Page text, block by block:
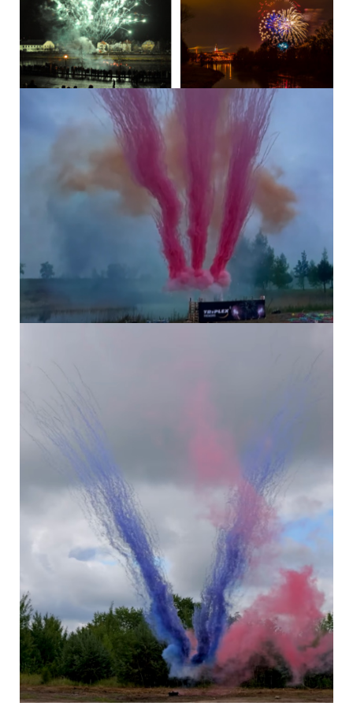
od odstoupení od kupní smlouvy kupujícím, a to stejným způsobem,
jakým je prodávající od kupujícího přijal. Prodávající je taktéž oprávněn
vrátit plnění poskytnuté kupujícím již při vrácení zboží kupujícím či
jiným způsobem, pokud s tím kupující bude souhlasit a nevzniknou tím
kupujícímu další náklady. Odstoupí-li kupující od kupní smlouvy,
prodávající není povinen vrátit přijaté peněžní prostředky kupujícímu
dříve, než mu kupující zboží vrátí nebo prokáže, že zboží
prodávajícímu odeslal.
Nárok na úhradu škody vzniklé na zboží je prodávající oprávněn
jednostranně započíst proti nároku kupujícího na vrácení kupní ceny.
Do doby převzetí zboží kupujícím je prodávající oprávněn kdykoliv od
kupní smlouvy odstoupit. V takovém případě vrátí prodávající
kupujícímu kupní cenu bez zbytečného odkladu, a to bezhotovostně na
účet určený kupujícím.
V případě, že je způsob dopravy smluven na základě požadavku
kupujícího, nese kupující náklady spojené se zvoleným způsobem
Je-li prodávající podle kupní smlouvy povinen dodat zboží na místo
Způsob dodání a platba za dodání
Osobní odběr zboží – Bez poplatku.
Objednávka je uhrazena při osobním odběru zboží na adrese prodejny.
Dobírka s dopravou při nákupu zboží v hodnotě do 1900 Kč včetně
Doručení Českou poštou – Platba 180,- Kč.
Dobírka s dopravou při nákupu zboží nad 1901 Kč včetně DPH.
Doručení Českou – Platba 0,- Kč
Převodem na bankovní účet předem s dopravou
Doručení Českou poštou - Platba 130,- u objednávek, jejichž výše
nepřesáhne 1900,- Kč
včetně DPH. Dosáhne-li objednávka zboží nad 1901,- včetně DPH –
platba 0,- Kč.